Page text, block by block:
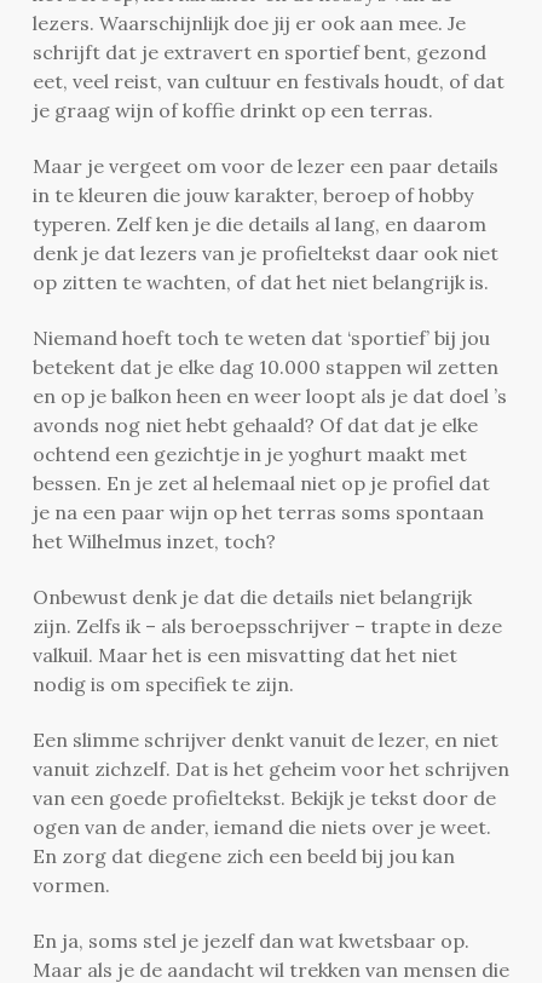
lezers. Waarschijnlijk doe jij er ook aan mee. Je
schrijft dat je extravert en sportief bent, gezond
eet, veel reist, van cultuur en festivals houdt, of dat
je graag wijn of koffie drinkt op een terras.
Maar je vergeet om voor de lezer een paar details
in te kleuren die jouw karakter, beroep of hobby
typeren. Zelf ken je die details al lang, en daarom
denk je dat lezers van je profieltekst daar ook niet
op zitten te wachten, of dat het niet belangrijk is.
Niemand hoeft toch te weten dat ‘sportief’ bij jou
betekent dat je elke dag 10.000 stappen wil zetten
en op je balkon heen en weer loopt als je dat doel ’s
avonds nog niet hebt gehaald? Of dat dat je elke
ochtend een gezichtje in je yoghurt maakt met
bessen. En je zet al helemaal niet op je profiel dat
je na een paar wijn op het terras soms spontaan
het Wilhelmus inzet, toch?
Onbewust denk je dat die details niet belangrijk
zijn. Zelfs ik – als beroepsschrijver – trapte in deze
valkuil. Maar het is een misvatting dat het niet
nodig is om specifiek te zijn.
Een slimme schrijver denkt vanuit de lezer, en niet
vanuit zichzelf. Dat is het geheim voor het schrijven
van een goede profieltekst. Bekijk je tekst door de
ogen van de ander, iemand die niets over je weet.
En zorg dat diegene zich een beeld bij jou kan
vormen.
En ja, soms stel je jezelf dan wat kwetsbaar op.
Maar als je de aandacht wil trekken van mensen die